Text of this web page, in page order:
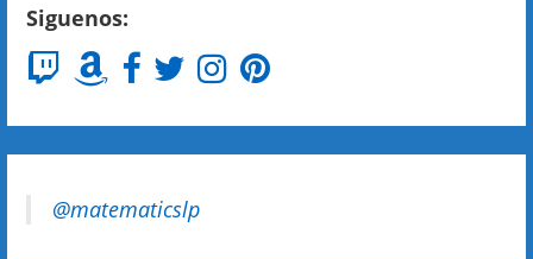
Siguenos:
@matematicslp